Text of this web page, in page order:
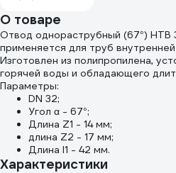
О товаре
Отвод однораструбный (67°) HTB
применяется для труб
Изготовлен из полипропилена,
горячей воды и обладающего
Параметры:
DN 32;
Угол α - 67°;
Длина Z1 - 14 мм;
длина Z2 - 17 мм;
Длина l1 - 42 мм.
Характеристики